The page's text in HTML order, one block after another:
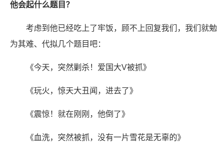
他会起什么题目？
考虑到他已经吃上了牢饭，顾不上回复我们，我们就勉
为其难、代拟几个题目吧：
《今天，突然剿杀！爱国大V被抓》
《玩火，惊天大丑闻，进去了》
《震惊！就在刚刚，他倒了》
《血洗，突然被抓，没有一片雪花是无辜的》